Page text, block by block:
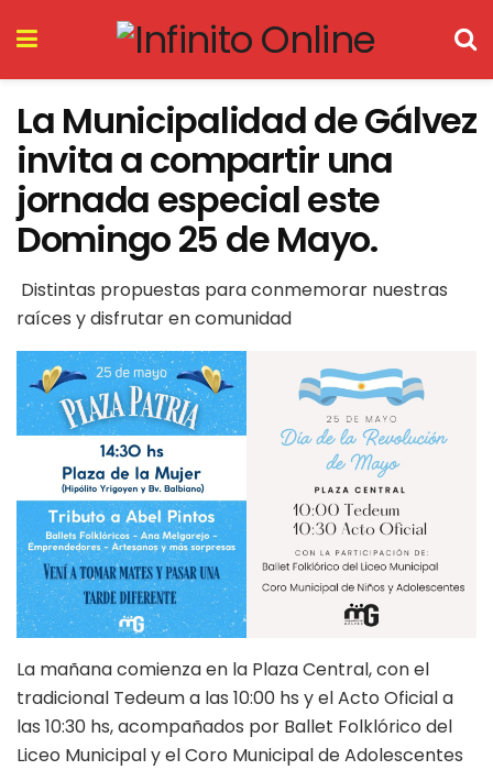
La Municipalidad de Gálvez
invita a compartir una
jornada especial este
Domingo 25 de Mayo.
Distintas propuestas para conmemorar nuestras
raíces y disfrutar en comunidad
La mañana comienza en la Plaza Central, con el
tradicional Tedeum a las 10:00 hs y el Acto Oficial a
las 10:30 hs, acompañados por Ballet Folklórico del
Liceo Municipal y el Coro Municipal de Adolescentes